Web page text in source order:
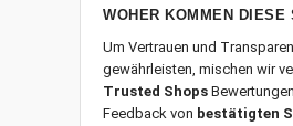
WOHER KOMMEN DIESE
Um Vertrauen und
gewährleisten, mischen wir
Trusted Shops
Feedback von bestätigten